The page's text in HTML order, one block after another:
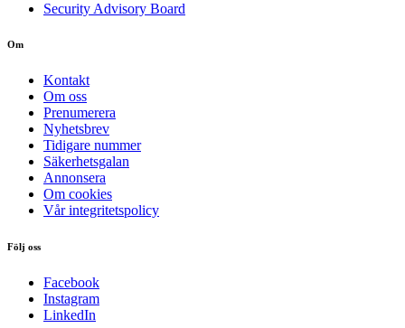
Security Advisory Board
Om
Kontakt
Om oss
Prenumerera
Nyhetsbrev
Tidigare nummer
Säkerhetsgalan
Annonsera
Om cookies
Vår integritetspolicy
Följ oss
Facebook
Instagram
LinkedIn